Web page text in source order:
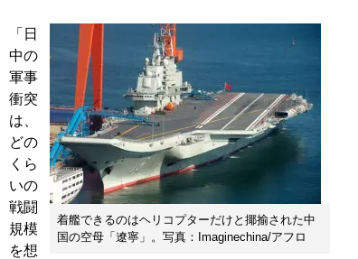
着艦できるのはヘリコプターだけと揶揄された中
国の空母「遼寧」。写真：Imaginechina/アフロ
「日
中の
軍事
衝突
は、
どの
くら
いの
戦闘
規模
を想